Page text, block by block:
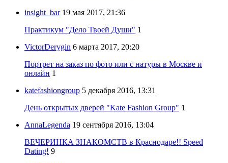
insight_bar 19 мая 2017, 21:36
Практикум "Дело Твоей Души" 1
VictorDerygin 6 марта 2017, 20:20
Портрет на заказ по фото или с натуры в Москве и
онлайн 1
katefashiongroup 5 декабря 2016, 13:31
День открытых дверей "Kate Fashion Group" 1
AnnaLegenda 19 сентября 2016, 13:04
ВЕЧЕРИНКА ЗНАКОМСТВ в Краснодаре!! Speed
Dating! 9